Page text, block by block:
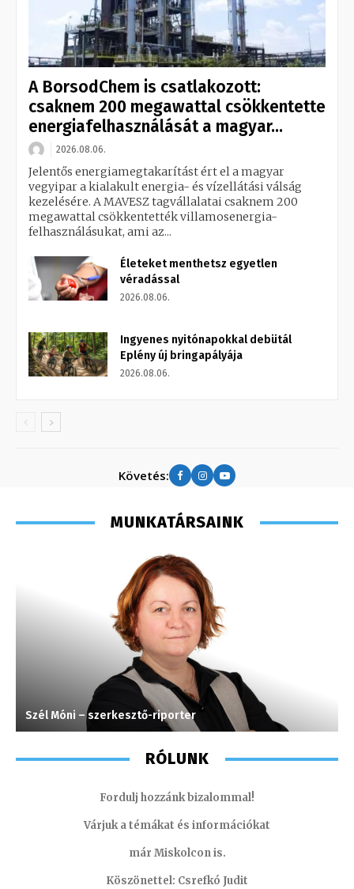
A BorsodChem is csatlakozott:
csaknem 200 megawattal csökkentette
energiafelhasználását a magyar...
2026.08.06.
Jelentős energiamegtakarítást ért el a magyar
vegyipar a kialakult energia- és vízellátási válság
kezelésére. A MAVESZ tagvállalatai csaknem 200
megawattal csökkentették villamosenergia-
felhasználásukat, ami az...
Életeket menthetsz egyetlen
véradással
2026.08.06.
Ingyenes nyitónapokkal debütál
Eplény új bringapályája
2026.08.06.
Követés:
MUNKATÁRSAINK
Szél Móni – szerkesztő-riporter
RÓLUNK
Fordulj hozzánk bizalommal!
Várjuk a témákat és információkat
már Miskolcon is.
Köszönettel: Csrefkó Judit